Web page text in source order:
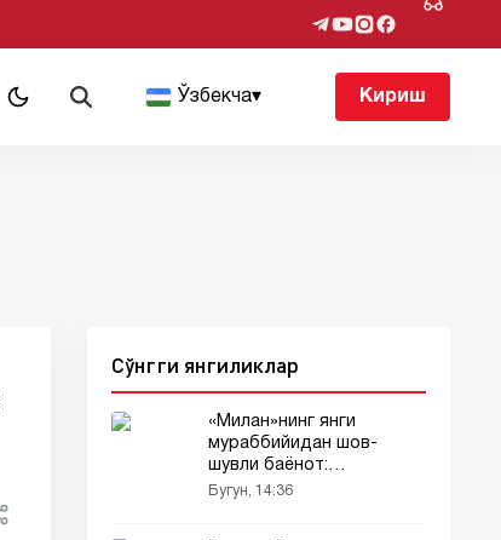
Ўзбекча▾ Кириш
Сўнгги янгиликлар
«Милан»нинг янги
мураббийидан шов-
шувли баёнот:
Рақиблардан қўрқмаймиз
Бугун, 14:36